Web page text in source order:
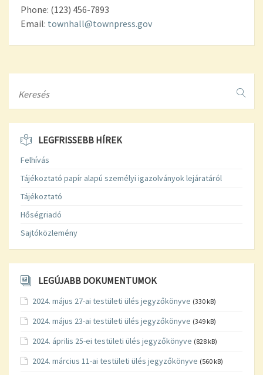
Phone: (123) 456-7893
Email: townhall@townpress.gov
LEGFRISSEBB HÍREK
Felhívás
Tájékoztató papír alapú személyi igazolványok lejáratáról
Tájékoztató
Hőségriadó
Sajtóközlemény
LEGÚJABB DOKUMENTUMOK
2024. május 27-ai testületi ülés jegyzőkönyve (330 kB)
2024. május 23-ai testületi ülés jegyzőkönyve (349 kB)
2024. április 25-ei testületi ülés jegyzőkönyve (828 kB)
2024. március 11-ai testületi ülés jegyzőkönyve (560 kB)